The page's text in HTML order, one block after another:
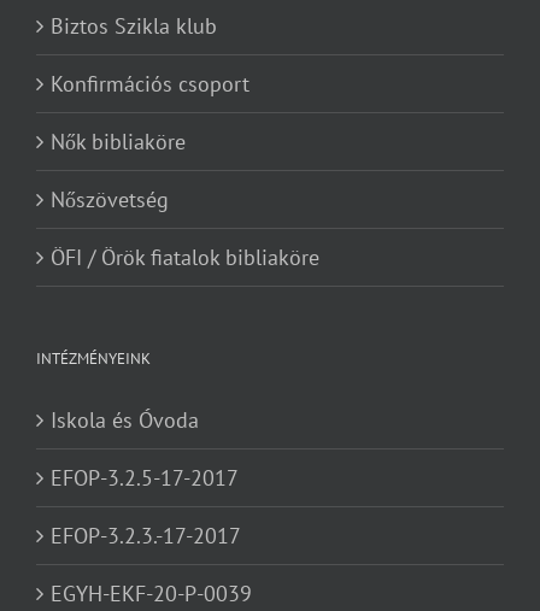
Biztos Szikla klub
Konfirmációs csoport
Nők bibliaköre
Nőszövetség
ÖFI / Örök fiatalok bibliaköre
INTÉZMÉNYEINK
Iskola és Óvoda
EFOP-3.2.5-17-2017
EFOP-3.2.3.-17-2017
EGYH-EKF-20-P-0039